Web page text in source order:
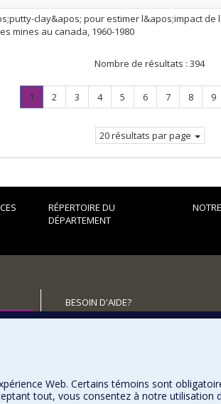
clay&apos; pour estimer l&apos;impact de
mines au canada, 1960-1980
Nombre de résultats : 394
Page
1
Page
Page
2 Page
3 Page
4 Page
5 Page
6 Page
7 Page
8 9
20 résultats par page
RÉPERTOIRE DU
DÉPARTEMENT
BESOIN D'AIDE?
Plan du site
Web. Certains témoins sont
tout, vous consentez à notre